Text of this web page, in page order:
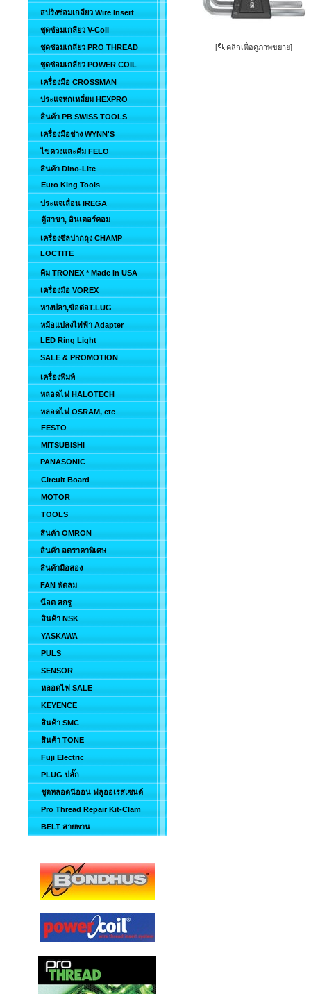
สปริงซ่อมเกลียว Wire Insert
ชุดซ่อมเกลียว V-Coil
ชุดซ่อมเกลียว PRO THREAD
ชุดซ่อมเกลียว POWER COIL
เครื่องมือ CROSSMAN
ประแจหกเหลี่ยม HEXPRO
สินค้า PB SWISS TOOLS
เครื่องมือช่าง WYNN'S
ไขควงและคีม FELO
สินค้า Dino-Lite
Euro King Tools
ประแจเลื่อน IREGA
ตู้สาขา, อินเตอร์คอม
เครื่องซีลปากถุง CHAMP
LOCTITE
คีม TRONEX * Made in USA
เครื่องมือ VOREX
หางปลา,ข้อต่อT.LUG
หม้อแปลงไฟฟ้า Adapter
LED Ring Light
SALE & PROMOTION
เครื่องพิมพ์
หลอดไฟ HALOTECH
หลอดไฟ OSRAM, etc
FESTO
MITSUBISHI
PANASONIC
Circuit Board
MOTOR
TOOLS
สินค้า OMRON
สินค้า ลดราคาพิเศษ
สินค้ามือสอง
FAN พัดลม
น๊อต สกรู
สินค้า NSK
YASKAWA
PULS
SENSOR
หลอดไฟ SALE
KEYENCE
สินค้า SMC
สินค้า TONE
Fuji Electric
PLUG ปลั๊ก
ชุดหลอดนีออน ฟลูออเรสเซนต์
Pro Thread Repair Kit-Clam
BELT สายพาน
[ คลิกเพื่อดูภาพขยาย]